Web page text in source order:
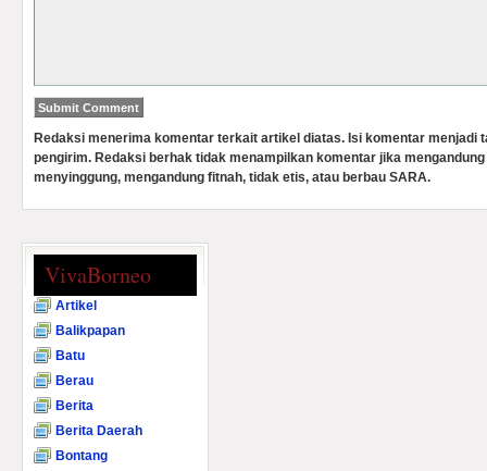
Redaksi menerima komentar terkait artikel diatas. Isi komentar menjadi
pengirim. Redaksi berhak tidak menampilkan komentar jika
menyinggung, mengandung fitnah, tidak etis, atau berbau SARA.
VivaBorneo
Artikel
Balikpapan
Batu
Berau
Berita
Berita Daerah
Bontang